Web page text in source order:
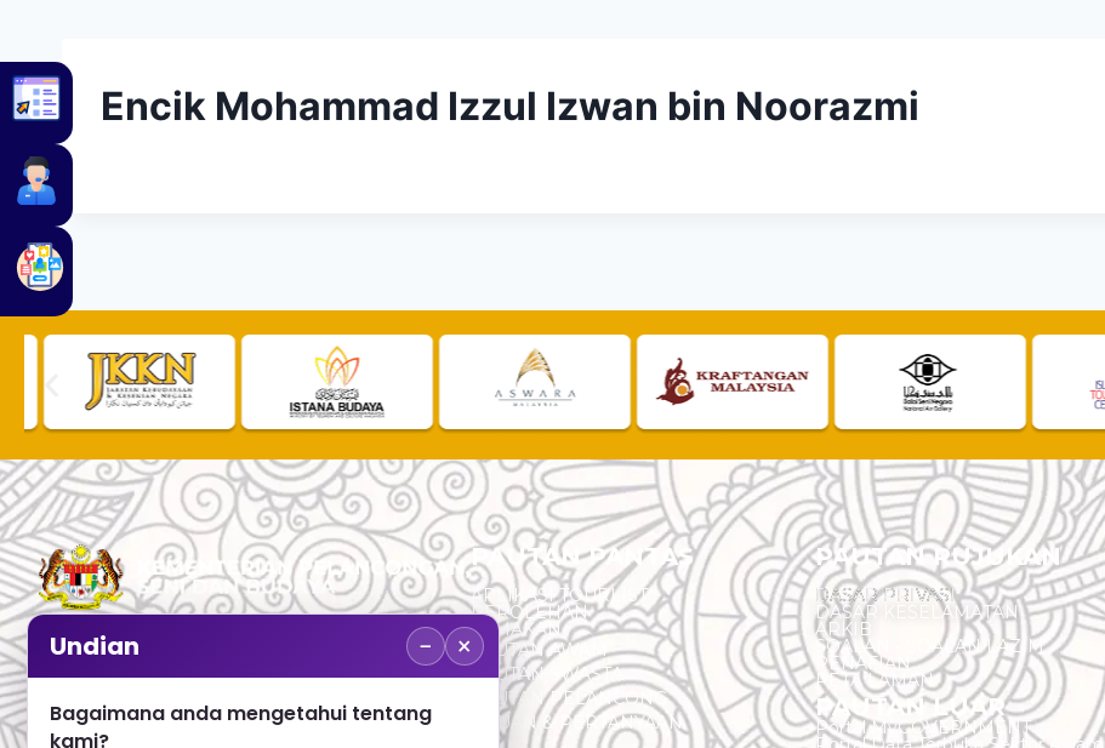
Encik Mohammad Izzul Izwan bin Noorazmi
No. 2, Menara 1, Jalan P5/6, Presint 5,
+603 8000 8000
PAUTAN PANTAS
APLIKASI TOURLIST
PEROLEHAN
SEMAKAN
PAUTAN AWAM
PAUTAN SWASTA
PAUTAN PELANCONG
ADUAN & PERTANYAAN
PAUTAN RUJUKAN
DASAR PRIVASI
DASAR KESELAMATAN
ARKIB
SOALAN - SOALAN LAZIM
PENAFIAN
PETA LAMAN
PAUTAN LUAR
Portal MyGOVERNMENT
Undian − ×
Bagaimana anda mengetahui tentang
kami?